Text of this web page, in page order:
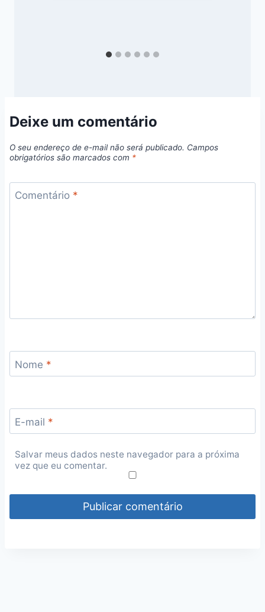
Deixe um comentário
O seu endereço de e-mail não será publicado. Campos
obrigatórios são marcados com *
Comentário *
Nome *
E-mail *
Salvar meus dados neste navegador para a próxima
vez que eu comentar.